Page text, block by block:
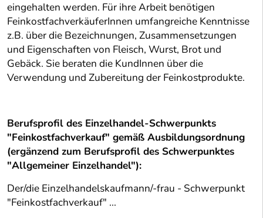
eingehalten werden. Für ihre Arbeit benötigen
FeinkostfachverkäuferInnen umfangreiche Kenntnisse
z.B. über die Bezeichnungen, Zusammensetzungen
und Eigenschaften von Fleisch, Wurst, Brot und
Gebäck. Sie beraten die KundInnen über die
Verwendung und Zubereitung der Feinkostprodukte.
Berufsprofil des Einzelhandel-Schwerpunkts
"Feinkostfachverkauf" gemäß Ausbildungsordnung
(ergänzend zum Berufsprofil des Schwerpunktes
"Allgemeiner Einzelhandel"):
Der/die Einzelhandelskaufmann/-frau - Schwerpunkt
"Feinkostfachverkauf" ...